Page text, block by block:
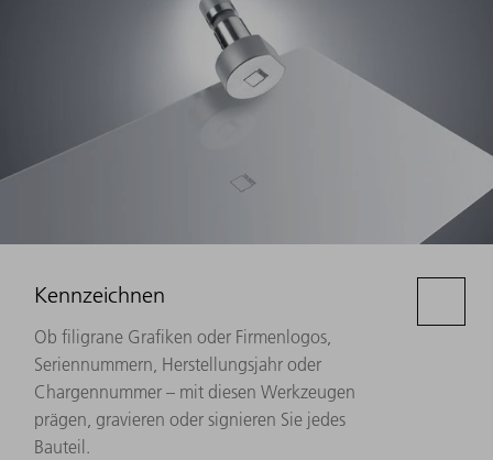
Kennzeichnen
Ob filigrane Grafiken oder Firmenlogos,
Seriennummern, Herstellungsjahr oder
Chargennummer – mit diesen Werkzeugen
prägen, gravieren oder signieren Sie jedes
Bauteil.